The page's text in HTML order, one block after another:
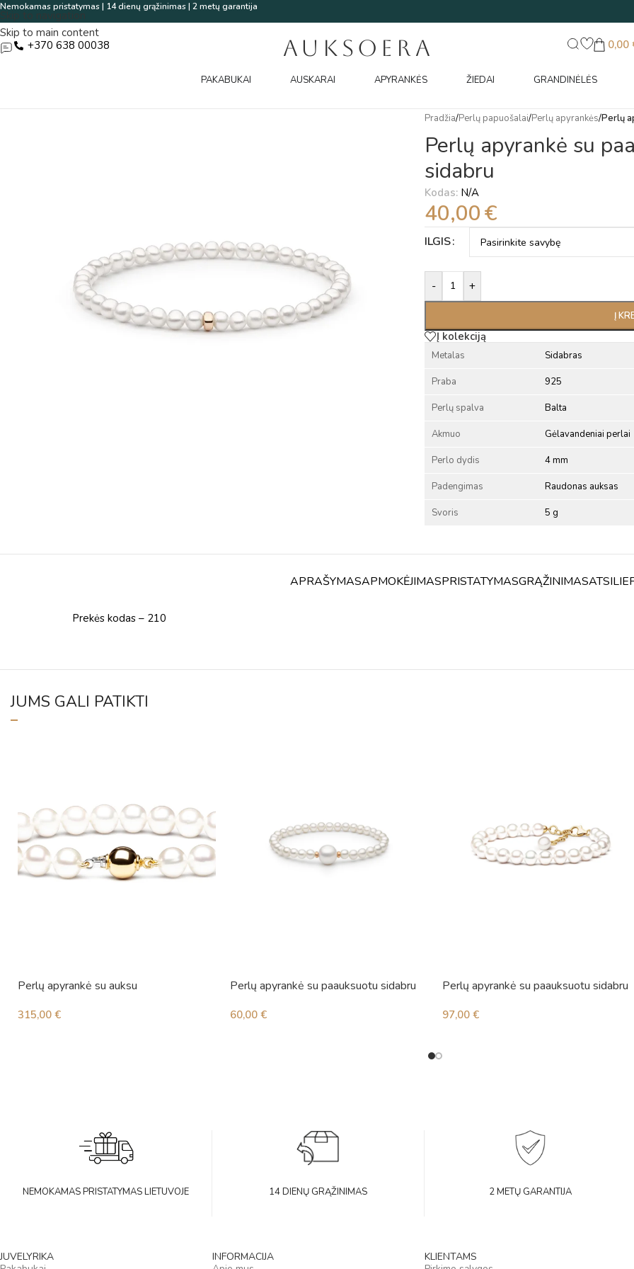
Skip to navigation
Skip to main content
Nemokamas pristatymas | 14 dienų grąžinimas | 2 metų garantija
+370 638 00038 AUKSOERA 0,00
PAKABUKAI AUSKARAI APYRANKĖS ŽIEDAI GRANDINĖLĖS
Pradžia/Perlų papuošalai/Perlų apyrankės/Perlų
Perlų apyrankė su
sidabru
Kodas: N/A
40,00€
ILGIS
- +
Į
Alternative:
Į kolekciją
Metalas Sidabras
Praba 925
Perlų spalva Balta
Akmuo Gėlavandeniai perlai
Perlo dydis 4 mm
Padengimas Raudonas auksas
Svoris 5 g
APRAŠYMASAPMOKĖJIMASPRISTATYMASGRĄŽINIMAS
Prekės kodas – 210
JUMS GALI PATIKTI
Perlų apyrankė su auksu
315,00 €
Perlų apyrankė su paauksuotu sidabru
60,00 €
Perlų apyrankė su paauksuotu sidabru
97,00 €
NEMOKAMAS PRISTATYMAS LIETUVOJE 14 DIENŲ GRĄŽINIMAS 2 METŲ GARANTIJA
JUVELYRIKA
INFORMACIJA
KLIENTAMS